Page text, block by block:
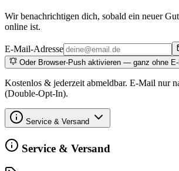
Wir benachrichtigen dich, sobald ein neuer
online ist.
E-Mail-Adresse
Oder Browser-Push aktivieren — ganz ohne
Kostenlos & jederzeit abmeldbar. E-Mail nur
(Double-Opt-In).
Service & Versand
Service & Versand